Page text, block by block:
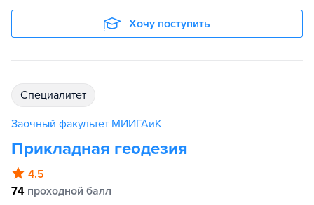
Хочу поступить
специалитет
Заочный факультет МИИГАиК
Прикладная геодезия
4.5
74 проходной балл